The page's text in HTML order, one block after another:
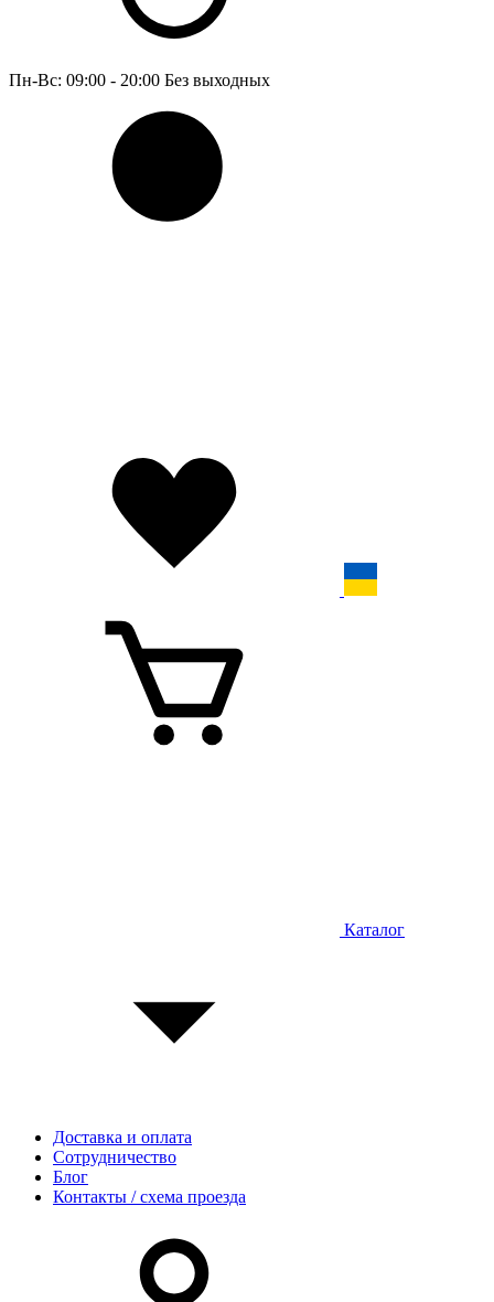
Пн-Вс: 09:00 - 20:00 Без выходных
Каталог
Доставка и оплата
Сотрудничество
Блог
Контакты / схема проезда